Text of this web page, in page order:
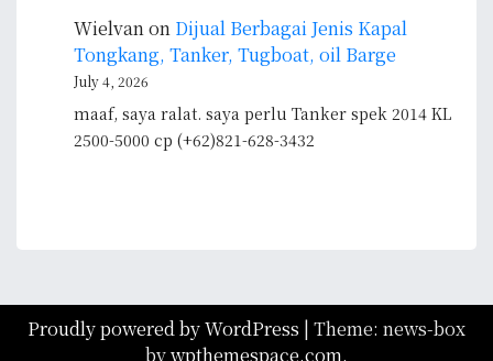
Wielvanon Dijual Berbagai Jenis Kapal
Tongkang, Tanker, Tugboat, oil Barge
July 4, 2026
maaf, saya ralat. saya perlu Tanker spek 2014 KL
2500-5000 cp (+62)821-628-3432
Proudly powered by WordPress | Theme: news-box
bywpthemespace.com.